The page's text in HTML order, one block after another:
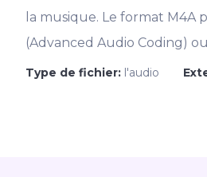
la musique. Le format M4A
(Advanced Audio Coding)
Type de fichier: l'audio